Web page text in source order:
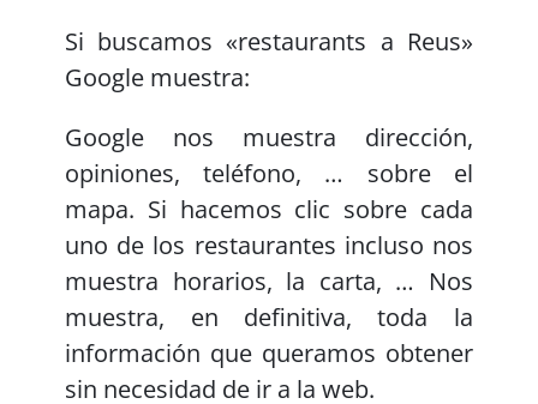
Si buscamos «restaurants a Reus»
Google muestra:
Google nos muestra dirección,
opiniones, teléfono, … sobre el
mapa. Si hacemos clic sobre cada
uno de los restaurantes incluso nos
muestra horarios, la carta, … Nos
muestra, en definitiva, toda la
información que queramos obtener
sin necesidad de ir a la web.